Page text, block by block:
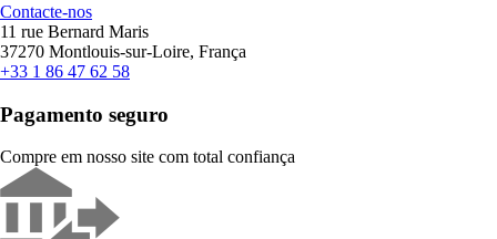
Contacte-nos
11 rue Bernard Maris
37270 Montlouis-sur-Loire, França
+33 1 86 47 62 58
Pagamento seguro
Compre em nosso site com total confiança